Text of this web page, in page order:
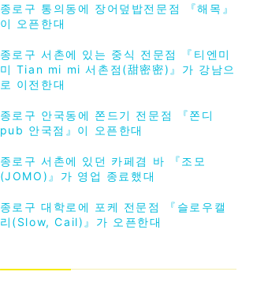
종로구 통의동에 장어덮밥전문점 『해목』
이 오픈한대
종로구 서촌에 있는 중식 전문점 『티엔미
미 Tian mi mi 서촌점(甜密密)』가 강남으
로 이전한대
종로구 안국동에 쫀드기 전문점 『쫀디
pub 안국점』이 오픈한대
종로구 서촌에 있던 카페겸 바 『조모
(JOMO)』가 영업 종료했대
종로구 대학로에 포케 전문점 『슬로우캘
리(Slow, Cail)』가 오픈한대